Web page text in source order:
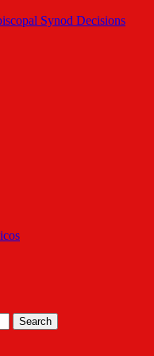
Synod Decisions